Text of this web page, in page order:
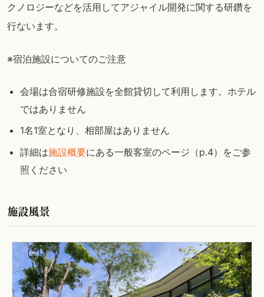
クノロジーなどを活用してアジャイル開発に関する研鑽を
行ないます。
※宿泊施設についてのご注意
会場は合宿研修施設を全館貸切して利用します。ホテル
ではありません
1名1室となり、相部屋はありません
詳細は施設概要にある一般客室のページ（p.4）をご参
照ください
施設風景